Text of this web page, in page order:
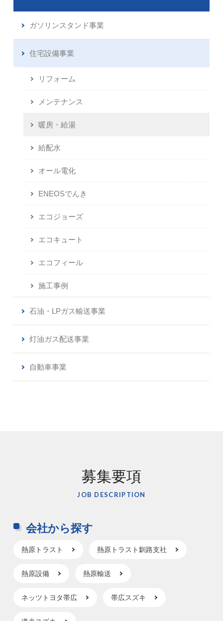
ガソリンスタンド事業
住宅設備事業
リフォーム
メンテナンス
暖房・給湯
給配水
オール電化
ENEOSでんき
エコジョーズ
エコキュート
エコフィール
施工事例
石油・LPガス輸送事業
灯油ガス配送事業
自動車事業
募集要項
JOB DESCRIPTION
会社から探す
熱原トラスト 熱原トラスト釧路支社
熱原設備 熱原輸送
ネッツトヨタ帯広 帯広スズキ